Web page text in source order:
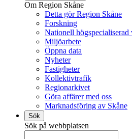
Om Region Skåne
Detta gör Region Skåne
Forskning
Nationell högspecialiserad
Miljöarbete
Öppna data
Nyheter
Fastigheter
Kollektivtrafik
Regionarkivet
Göra affärer med oss
Marknadsföring av Skåne
Sök
Sök på webbplatsen